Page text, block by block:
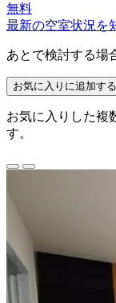
無料
最新の空室状況を
あとで検討する場
お気に入りに追加する
お気に入りした複
す。